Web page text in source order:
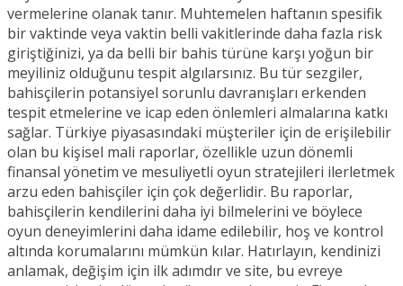
vermelerine olanak tanır. Muhtemelen haftanın spesifik
bir vaktinde veya vaktin belli vakitlerinde daha fazla risk
giriştiğinizi, ya da belli bir bahis türüne karşı yoğun bir
meyiliniz olduğunu tespit algılarsınız. Bu tür sezgiler,
bahisçilerin potansiyel sorunlu davranışları erkenden
tespit etmelerine ve icap eden önlemleri almalarına katkı
sağlar. Türkiye piyasasındaki müşteriler için de erişilebilir
olan bu kişisel mali raporlar, özellikle uzun dönemli
finansal yönetim ve mesuliyetli oyun stratejileri ilerletmek
arzu eden bahisçiler için çok değerlidir. Bu raporlar,
bahisçilerin kendilerini daha iyi bilmelerini ve böylece
oyun deneyimlerini daha idame edilebilir, hoş ve kontrol
altında korumalarını mümkün kılar. Hatırlayın, kendinizi
anlamak, değişim için ilk adımdır ve site, bu evreye